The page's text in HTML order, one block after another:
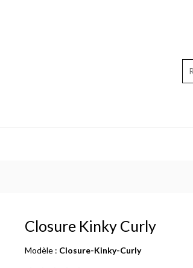
Closure Kinky Curly
Modèle : Closure-Kinky-Curly